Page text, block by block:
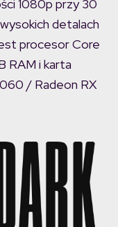
1080p przy 30
detalach
procesor Core
RAM i karta
/ Radeon RX